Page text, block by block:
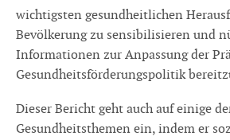
wichtigsten gesundheitlichen
Bevölkerung zu sensibilisieren und
Informationen zur Anpassung der
Gesundheitsförderungspolitik
Dieser Bericht geht auch auf einige
Gesundheitsthemen ein, indem er